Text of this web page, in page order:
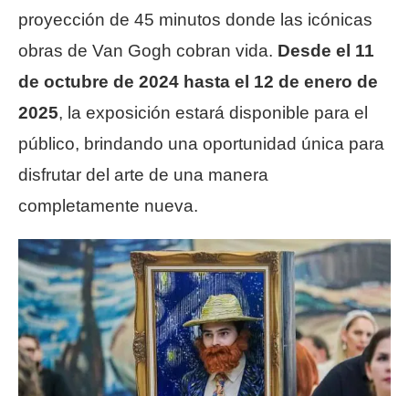
proyección de 45 minutos donde las icónicas
obras de Van Gogh cobran vida. Desde el 11
de octubre de 2024 hasta el 12 de enero de
2025, la exposición estará disponible para el
público, brindando una oportunidad única para
disfrutar del arte de una manera
completamente nueva.